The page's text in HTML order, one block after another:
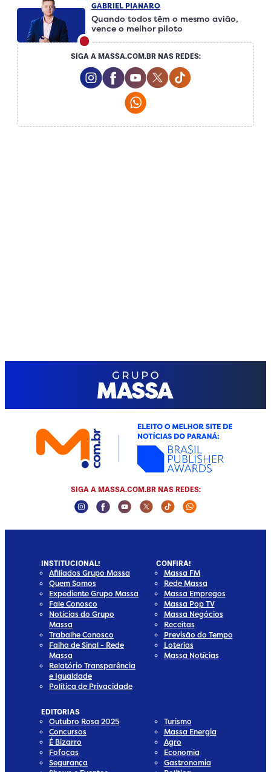
GABRIEL PIANARO
Quando todos têm o mesmo avião,
vence o melhor piloto
SIGA A MASSA.COM.BR NAS REDES:
Instagram Social Media
Facebook Social Media
Youtube Social Media
Twitter Social Media
Tiktok Social
Whatsapp Social Media
SIGA A MASSA.COM.BR NAS REDES:
Instagram Social Media
Facebook Social Media
Youtube Social Media
Twitter Social Media
Tiktok Social Media
Whatsapp
INSTITUCIONAL!
Afiliados Grupo Massa
Quem Somos
Expediente Grupo Massa
Fale Conosco
Notícias do Grupo
Massa
Trabalhe Conosco
Falha de Sinal - Rede
Massa
Relatório Transparência
e Igualdade
Política de Privacidade
CONFIRA!
Massa FM
Rede Massa
Massa Empregos
Massa Pop TV
Massa Negócios
Receitas
Previsão do Tempo
Loterias
Massa Notícias
EDITORIAS
Outubro Rosa 2025
Concursos
É Bizarro
Fofocas
Segurança
Turismo
Massa Energia
Agro
Economia
Gastronomia